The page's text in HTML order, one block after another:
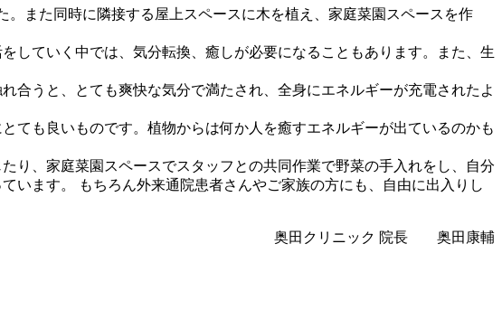
。また同時に隣接する屋上スペースに木を植え、家庭菜園スペースを作
していく中では、気分転換、癒しが必要になることもあります。また、生
合うと、とても爽快な気分で満たされ、全身にエネルギーが充電されたよ
ても良いものです。植物からは何か人を癒すエネルギーが出ているのかも
り、家庭菜園スペースでスタッフとの共同作業で野菜の手入れをし、自分
います。 もちろん外来通院患者さんやご家族の方にも、自由に出入りし
奥田クリニック 院長 奥田康輔